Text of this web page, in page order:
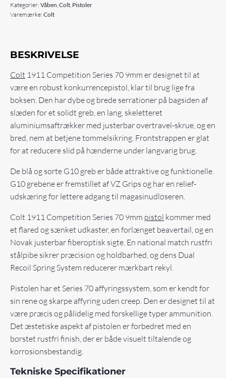
Kategorier: Våben,Colt, Pistoler
Varemærke: Colt
BESKRIVELSE
Colt 1911 Competition Series 70 9mm er designet til at
være en robust konkurrencepistol, klar til brug lige fra
boksen. Den har dybe og brede serrationer på bagsiden af
slæden for et solidt greb, en lang, skeletteret
aluminiumsaftrækker med justerbar overtravel-skrue, og en
bred, nem at betjene tommelsikring. Frontstrappen er glat
for at reducere slid på hænderne under langvarig brug.
De blå og sorte G10 greb er både attraktive og funktionelle.
G10 grebene er fremstillet af VZ Grips og har en relief-
udskæring for lettere adgang til magasinudløseren.
Colt 1911 Competition Series 70 9mm pistol kommer med
et flared og sænket udkaster, en forlænget beavertail, og en
Novak justerbar fiberoptisk sigte. En national match rustfri
stålpibe sikrer præcision og holdbarhed, og dens Dual
Recoil Spring System reducerer mærkbart rekyl.
Pistolen har et Series 70 affyringssystem, som er kendt for
sin rene og skarpe affyring uden creep. Den er designet til at
være præcis og pålidelig med forskellige typer ammunition.
Det æstetiske aspekt af pistolen er forbedret med en
børstet rustfri finish, der er både visuelt tiltalende og
korrosionsbestandig.
Tekniske Specifikationer